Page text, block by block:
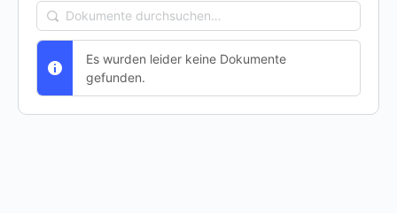
Dokumente
durchsuchen…
Es wurden leider keine Dokumente
gefunden.